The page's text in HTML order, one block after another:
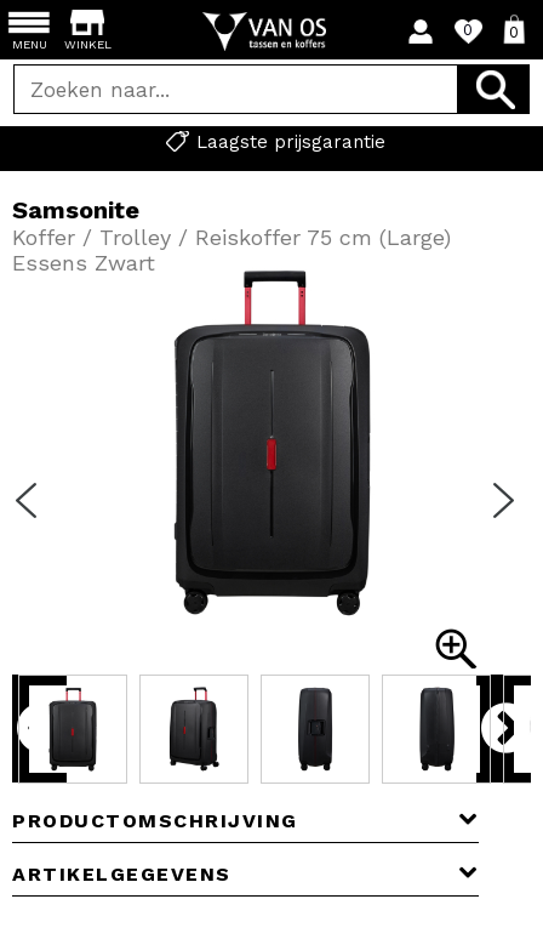
WINKEL
0 0
Laagste prijsgarantie
MENU
PRODUCTOMSCHRIJVING
ARTIKELGEGEVENS
Samsonite
Koffer / Trolley / Reiskoffer 75 cm (Large)
Essens Zwart